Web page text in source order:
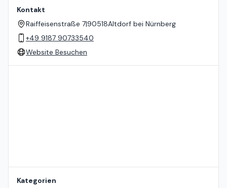
Kontakt
Raiffeisenstraße 7|90518Altdorf bei Nürnberg
+49 9187 90733540
Website Besuchen
Kategorien